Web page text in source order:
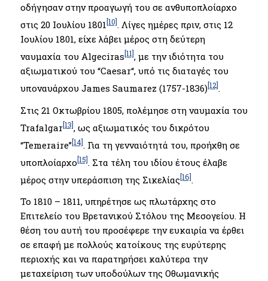
οδήγησαν στην προαγωγή του σε ανθυποπλοίαρχο
στις 20 Ιουλίου 1801 [10]. Λίγες ημέρες πριν, στις 12
Ιουλίου 1801, είχε λάβει μέρος στη δεύτερη
ναυμαχία του Algeciras[11], με την ιδιότητα του
αξιωματικού του “Caesar“, υπό τις διαταγές του
υποναυάρχου James Saumarez (1757-1836)[12].
Στις 21 Οκτωβρίου 1805, πολέμησε στη ναυμαχία του
Trafalgar[13], ως αξιωματικός του δικρότου
“Temeraire’’[14]. Για τη γενναιότητά του, προήχθη σε
υποπλοίαρχο[15]. Στα τέλη του ιδίου έτους έλαβε
μέρος στην υπεράσπιση της Σικελίας[16].
Το 1810 – 1811, υπηρέτησε ως πλωτάρχης στο
Επιτελείο του Βρετανικού Στόλου της Μεσογείου. Η
θέση του αυτή του προσέφερε την ευκαιρία να έρθει
σε επαφή με πολλούς κατοίκους της ευρύτερης
περιοχής και να παρατηρήσει καλύτερα την
μεταχείριση των υποδούλων της Οθωμανικής